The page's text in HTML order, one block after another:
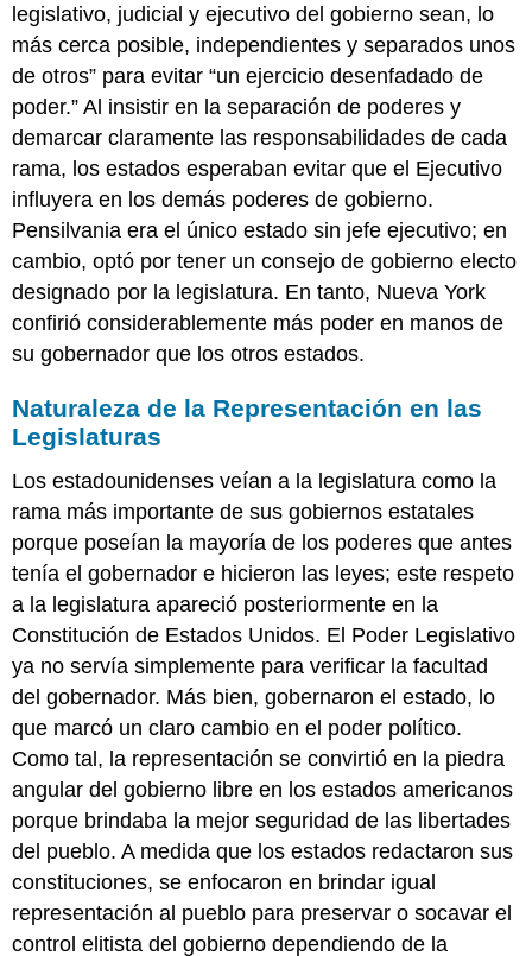
legislativo, judicial y ejecutivo del gobierno sean, lo
más cerca posible, independientes y separados unos
de otros” para evitar “un ejercicio desenfadado de
poder.” Al insistir en la separación de poderes y
demarcar claramente las responsabilidades de cada
rama, los estados esperaban evitar que el Ejecutivo
influyera en los demás poderes de gobierno.
Pensilvania era el único estado sin jefe ejecutivo; en
cambio, optó por tener un consejo de gobierno electo
designado por la legislatura. En tanto, Nueva York
confirió considerablemente más poder en manos de
su gobernador que los otros estados.
Naturaleza de la Representación en las
Legislaturas
Los estadounidenses veían a la legislatura como la
rama más importante de sus gobiernos estatales
porque poseían la mayoría de los poderes que antes
tenía el gobernador e hicieron las leyes; este respeto
a la legislatura apareció posteriormente en la
Constitución de Estados Unidos. El Poder Legislativo
ya no servía simplemente para verificar la facultad
del gobernador. Más bien, gobernaron el estado, lo
que marcó un claro cambio en el poder político.
Como tal, la representación se convirtió en la piedra
angular del gobierno libre en los estados americanos
porque brindaba la mejor seguridad de las libertades
del pueblo. A medida que los estados redactaron sus
constituciones, se enfocaron en brindar igual
representación al pueblo para preservar o socavar el
control elitista del gobierno dependiendo de la